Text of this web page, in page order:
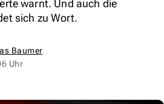
warnt. Und auch die
sich zu Wort.
Baumer
Uhr